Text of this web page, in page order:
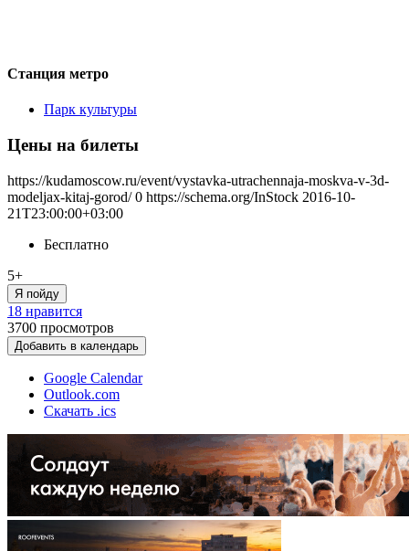
Станция метро
Парк культуры
Цены на билеты
https://kudamoscow.ru/event/vystavka-utrachennaja-moskva-v-3d-
modeljax-kitaj-gorod/ 0 https://schema.org/InStock 2016-10-
21T23:00:00+03:00
Бесплатно
5+
Я пойду
18 нравится
3700 просмотров
Добавить в календарь
Google Calendar
Outlook.com
Скачать .ics